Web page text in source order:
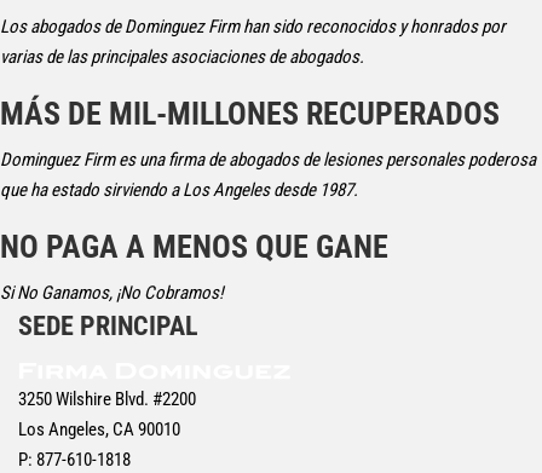
Los abogados de Dominguez Firm han sido reconocidos y honrados por
varias de las principales asociaciones de abogados.
MÁS DE MIL-MILLONES RECUPERADOS
Dominguez Firm es una firma de abogados de lesiones personales poderosa
que ha estado sirviendo a Los Angeles desde 1987.
NO PAGA A MENOS QUE GANE
Si No Ganamos, ¡No Cobramos!
SEDE PRINCIPAL
3250 Wilshire Blvd. #2200
Los Angeles, CA 90010
P: 877-610-1818